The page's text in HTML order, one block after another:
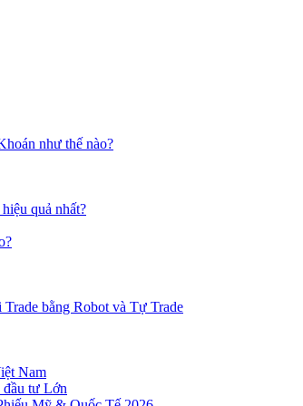
như thế nào?
quả nhất?
bằng Robot và Tự Trade
Nam
đầu tư Lớn